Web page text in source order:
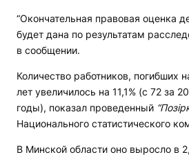
“Окончательная правовая оценка
будет дана по результатам
в сообщении.
Количество работников, погибших
лет увеличилось на 11,1% (с 72 за
годы), показал проведенный
Национального статистического
В Минской области оно выросло в